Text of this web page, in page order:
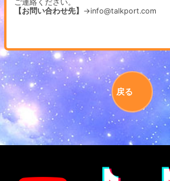
ご連絡ください。
【お問い合わせ先】 →info@talkport.com
戻る